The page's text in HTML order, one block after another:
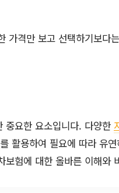
가격만 보고 선택하기보다
중요한 요소입니다. 다양한
를 활용하여 필요에 따라 유
험에 대한 올바른 이해와